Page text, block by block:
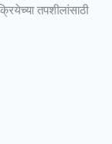
तपशीलांसाठी